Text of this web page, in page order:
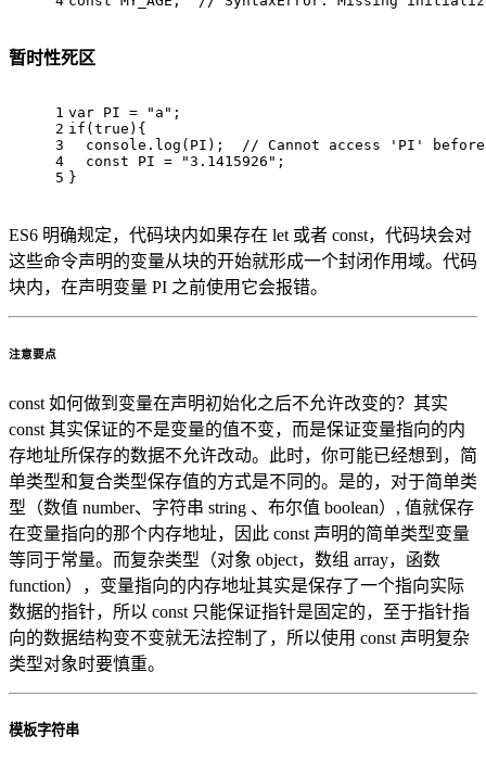
暂时性死区
1
2
3
4
5
var PI = "a" ;
if (true ){
console . log ( PI );
// Cannot access 'PI'
const
PI = "3.1415926" ;
}
ES6 明确规定，代码块内如果存在 let 或者 const，代码块会对
这些命令声明的变量从块的开始就形成一个封闭作用域。代码
块内，在声明变量 PI 之前使用它会报错。
注意要点
const 如何做到变量在声明初始化之后不允许改变的？其实
const 其实保证的不是变量的值不变，而是保证变量指向的内
存地址所保存的数据不允许改动。此时，你可能已经想到，简
单类型和复合类型保存值的方式是不同的。是的，对于简单类
型（数值 number、字符串 string 、布尔值 boolean）, 值就保存
在变量指向的那个内存地址，因此 const 声明的简单类型变量
等同于常量。而复杂类型（对象 object，数组 array，函数
function），变量指向的内存地址其实是保存了一个指向实际
数据的指针，所以 const 只能保证指针是固定的，至于指针指
向的数据结构变不变就无法控制了，所以使用 const 声明复杂
类型对象时要慎重。
模板字符串